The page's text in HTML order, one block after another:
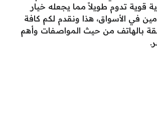
قوية تدوم طويلاً مما يجعله خيار
في الأسواق، هذا ونقدم لكم كافة
بالهاتف من حيث المواصفات وأهم